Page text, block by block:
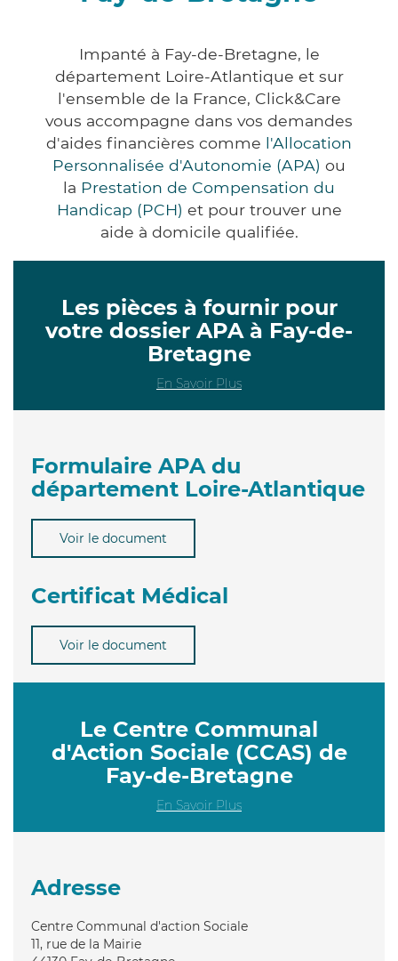
Impanté à Fay-de-Bretagne, le
département Loire-Atlantique et sur
l'ensemble de la France, Click&Care
vous accompagne dans vos demandes
d'aides financières comme l'Allocation
Personnalisée d'Autonomie (APA) ou
la Prestation de Compensation du
Handicap (PCH) et pour trouver une
aide à domicile qualifiée.
Les pièces à fournir pour
votre dossier APA à Fay-de-
Bretagne
En Savoir Plus
Formulaire APA du
département Loire-Atlantique
Voir le document
Certificat Médical
Voir le document
Le Centre Communal
d'Action Sociale (CCAS) de
Fay-de-Bretagne
En Savoir Plus
Adresse
Centre Communal d'action Sociale
11, rue de la Mairie